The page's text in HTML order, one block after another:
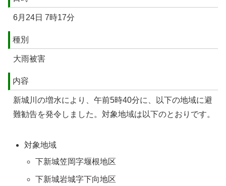
6月24日 7時17分
種別
大雨被害
内容
新城川の増水により、午前5時40分に、以下の地域に避
難勧告を発令しました。対象地域は以下のとおりです。
対象地域
下新城笠岡字堰根地区
下新城岩城字下向地区